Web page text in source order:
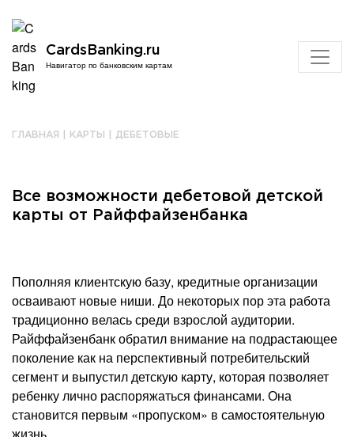
CardsBanking.ru
Навигатор по банковским картам
ГЛАВНАЯ КАРТЫ ДЕБЕТОВЫЕ
Все возможности дебетовой детской
карты от Райффайзенбанка
Пополняя клиентскую базу, кредитные организации
осваивают новые ниши. До некоторых пор эта работа
традиционно велась среди взрослой аудитории.
Райффайзенбанк обратил внимание на подрастающее
поколение как на перспективный потребительский
сегмент и выпустил детскую карту, которая позволяет
ребенку лично распоряжаться финансами. Она
становится первым «пропуском» в самостоятельную